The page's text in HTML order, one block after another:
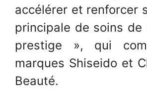
accélérer et renforcer
principale de soins de
prestige », qui
marques Shiseido et
Beauté.